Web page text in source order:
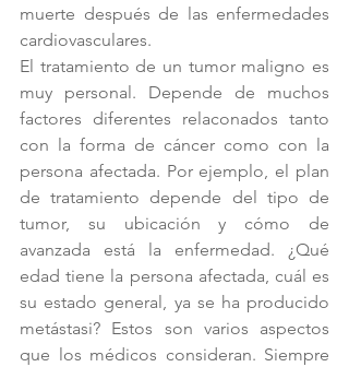
muerte después de las enfermedades
cardiovasculares.
El tratamiento de un tumor maligno es
muy personal. Depende de muchos
factores diferentes relaconados tanto
con la forma de cáncer como con la
persona afectada. Por ejemplo, el plan
de tratamiento depende del tipo de
tumor, su ubicación y cómo de
avanzada está la enfermedad. ¿Qué
edad tiene la persona afectada, cuál es
su estado general, ya se ha producido
metástasi? Estos son varios aspectos
que los médicos consideran. Siempre